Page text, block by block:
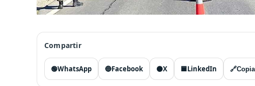
Compartir
🟢WhatsApp 🔵Facebook ⚫X 🟦LinkedIn 🔗